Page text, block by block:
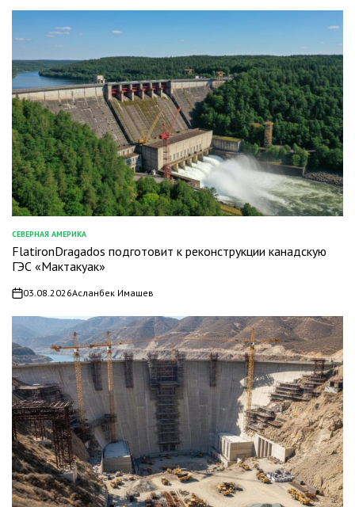
ОПУБЛИКОВАНО
В
СЕВЕРНАЯ АМЕРИКА
FlatironDragados подготовит к реконструкции канадскую
ГЭС «Мактакуак»
on03.08.2026Асланбек Имашев